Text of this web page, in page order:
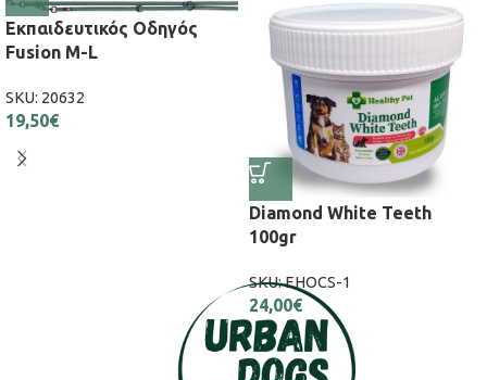
Εκπαιδευτικός Οδηγός
Fusion M-L
SKU: 20632
19,50€
Diamond White Teeth
100gr
SKU:EHOCS-1
24,00€